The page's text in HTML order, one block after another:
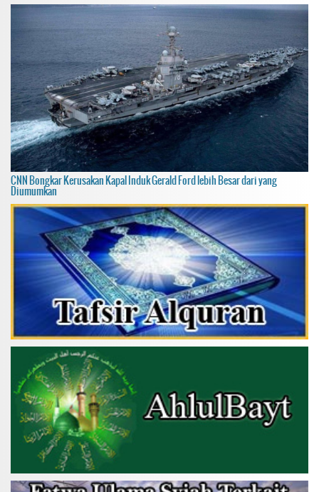
CNN Bongkar Kerusakan Kapal Induk Gerald Ford lebih Besar dari yang
Diumumkan